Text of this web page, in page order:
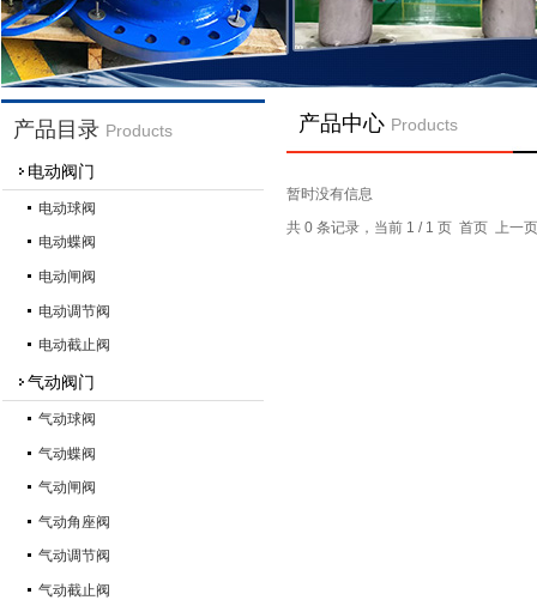
产品目录 Products
电动阀门
电动球阀
电动蝶阀
电动闸阀
电动调节阀
电动截止阀
气动阀门
气动球阀
气动蝶阀
气动闸阀
气动角座阀
气动调节阀
气动截止阀
产品中心 Products
暂时没有信息
共 0 条记录，当前 1 / 1 页 首页 上一